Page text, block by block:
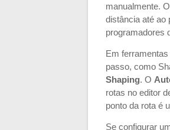
manualmente.
distância até ao
programadores
Em
passo, como
Shaping. O
rotas no editor
ponto da rota é
Se configurar